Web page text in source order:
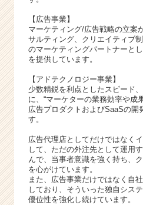
【広告事業】
マーケティング/広告戦略の立案
サルティング、クリエイティブ
のマーケティングパートナーと
を提供しています。
【アドテクノロジー事業】
少数精鋭を利点としたスピード
に、“マーケターの業務効率や成
広告プロダクトおよびSaaSの開
す。
広告代理店としてだけではなく
して、ただの外注先として運用
んで、当事者意識を強く持ち、
を心がけています。
また、広告事業だけではなく自
しており、そういった独自シス
優位性を強化し続けています。